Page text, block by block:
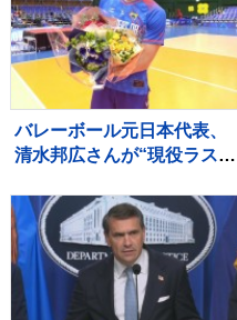
バレーボール元日本代表、
清水邦広さんが“現役ラスト
てすごい」引退記念試合で
豪華メンバーも集結